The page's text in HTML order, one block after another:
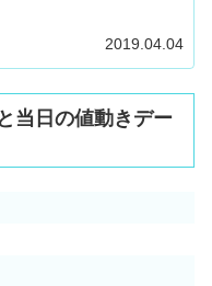
2019.04.04
当日の値動きデー